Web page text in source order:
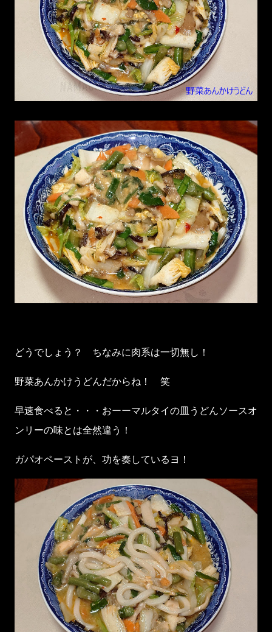
どうでしょう？ ちなみに肉系は一切無し！
野菜あんかけうどんだからね！ 笑
早速食べると・・・おーーマルタイの皿うどんソースオ
ンリーの味とは全然違う！
ガパオペーストが、功を奏しているヨ！